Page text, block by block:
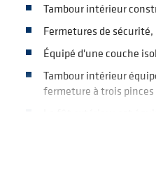
Tambour intérieur
Fermetures de
Équipé d'une couche
Tambour intérieur
fermeture à trois